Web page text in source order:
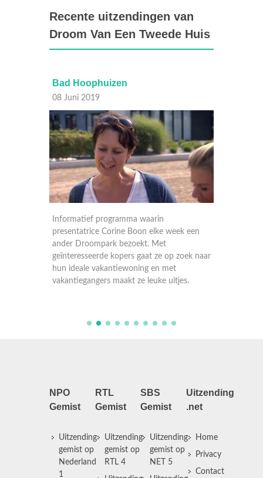
Recente uitzendingen van
Droom Van Een Tweede Huis
Bad Hoophuizen
08 Juni 2019
Informatief programma waarin
presentatrice Corine Boon elke week een
ander Droompark bezoekt. Met
geïnteresseerde kopers gaat ze op zoek naar
hun ideale vakantiewoning en met
vakantiegangers maakt ze leuke uitjes.
NPO
Gemist
Uitzending
gemist op
Nederland
1
RTL
Gemist
Uitzending
gemist op
RTL 4
SBS
Gemist
Uitzending
gemist op
NET 5
Uitzending
.net
Home
Privacy
Contact